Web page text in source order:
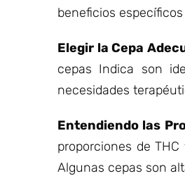
beneficios
Elegir la Cepa
cepas Indica son
necesidades
Entendiendo las
proporciones de
Algunas cepas son